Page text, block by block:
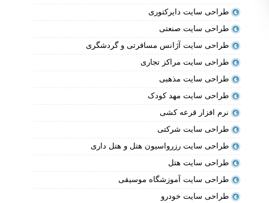
طراحی سایت دایرکتوری
طراحی سایت صنعتی
طراحی سایت آژانس مسافرتی و گردشگری
طراحی سایت مراکز تجاری
طراحی سایت مذهبی
طراحی سایت مهد کودک
نرم افزار قرعه کشی
طراحی سایت شرکتی
طراحی سایت رزرواسیون هتل و هتل داری
طراحی سایت هتل
طراحی سایت آموزشگاه موسیقی
طراحی سایت خودرو